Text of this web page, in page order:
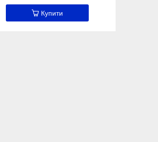
Купити